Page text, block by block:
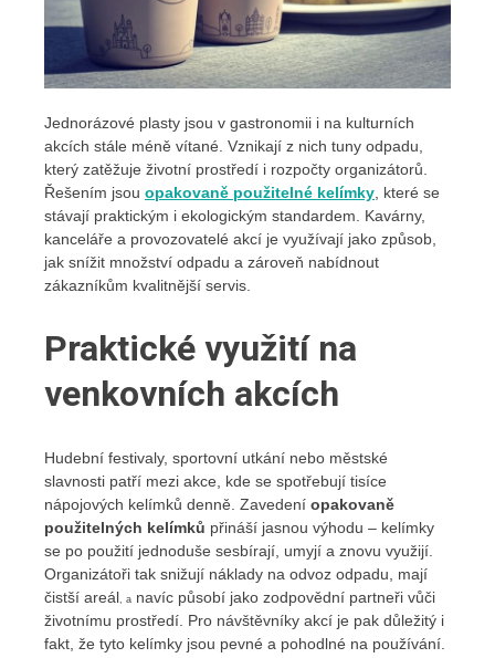
Jednorázové plasty jsou v gastronomii i na kulturních
akcích stále méně vítané. Vznikají z nich tuny odpadu,
který zatěžuje životní prostředí i rozpočty organizátorů.
Řešením jsou opakovaně použitelné kelímky , které se
stávají praktickým i ekologickým standardem. Kavárny,
kanceláře a provozovatelé akcí je využívají jako způsob,
jak snížit množství odpadu a zároveň nabídnout
zákazníkům kvalitnější servis.
Praktické využití na
venkovních akcích
Hudební festivaly, sportovní utkání nebo městské
slavnosti patří mezi akce, kde se spotřebují tisíce
nápojových kelímků denně. Zavedení opakovaně
použitelných kelímků přináší jasnou výhodu – kelímky
se po použití jednoduše sesbírají, umyjí a znovu využijí.
Organizátoři tak snižují náklady na odvoz odpadu, mají
čistší areál , a navíc působí jako zodpovědní partneři vůči
životnímu prostředí. Pro návštěvníky akcí je pak důležitý i
fakt, že tyto kelímky jsou pevné a pohodlné na používání.